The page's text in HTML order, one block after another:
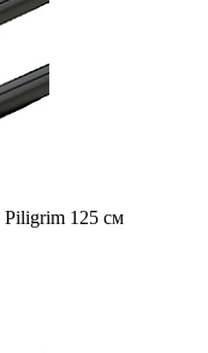
Piligrim 125 см